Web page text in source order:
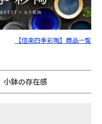
【信楽四季彩陶】商品一覧
小鉢の存在感